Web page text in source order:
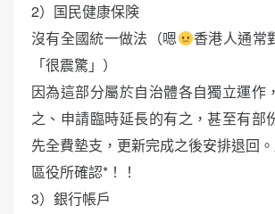
2）国民健康保険
沒有全國統一做法（嗯
香港人通常
「很震驚」）
因為這部分屬於自治體各自獨立運作
之、申請臨時延長的有之，甚至有部
先全費墊支，更新完成之後安排退回
區役所確認*！！
3）銀行帳戶